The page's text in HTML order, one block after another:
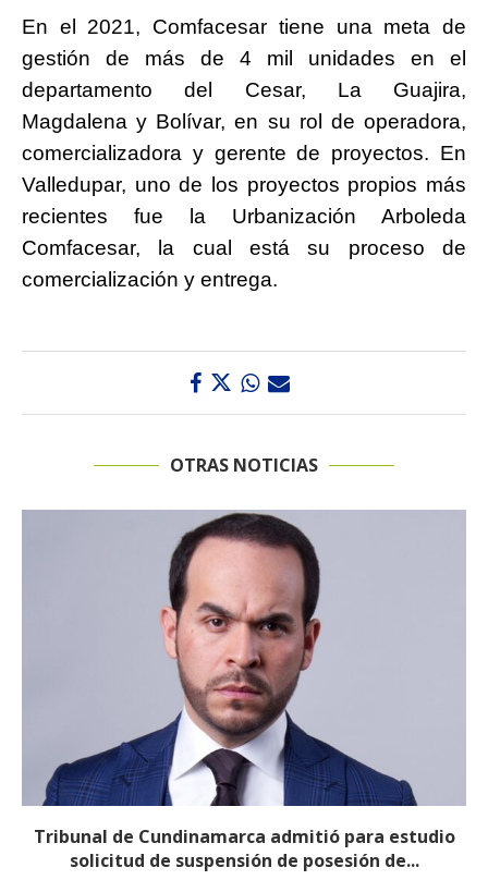
En el 2021, Comfacesar tiene una meta de
gestión de más de 4 mil unidades en el
departamento del Cesar, La Guajira,
Magdalena y Bolívar, en su rol de operadora,
comercializadora y gerente de proyectos. En
Valledupar, uno de los proyectos propios más
recientes fue la Urbanización Arboleda
Comfacesar, la cual está su proceso de
comercialización y entrega.
OTRAS NOTICIAS
Reducirán afiliados de la Nueva EPS: propuesta de
la ministra de Salud...